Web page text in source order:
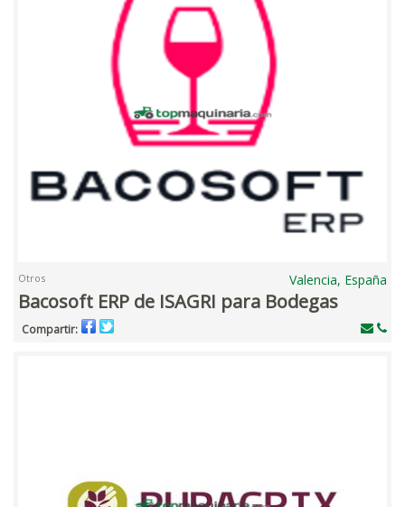
Otros Valencia, España
Bacosoft ERP de ISAGRI para Bodegas
Compartir: